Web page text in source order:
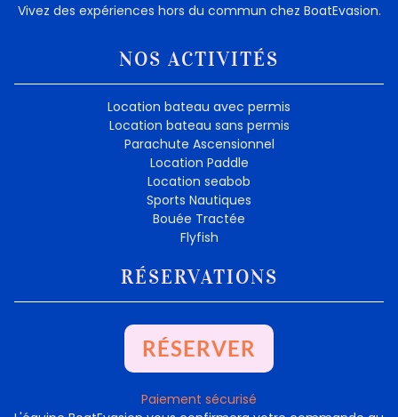
Vivez des expériences hors du commun chez BoatEvasion.
NOS ACTIVITÉS
Location bateau avec permis
Location bateau sans permis
Parachute Ascensionnel
Location Paddle
Location seabob
Sports Nautiques
Bouée Tractée
Flyfish
RÉSERVATIONS
RÉSERVER
Paiement sécurisé